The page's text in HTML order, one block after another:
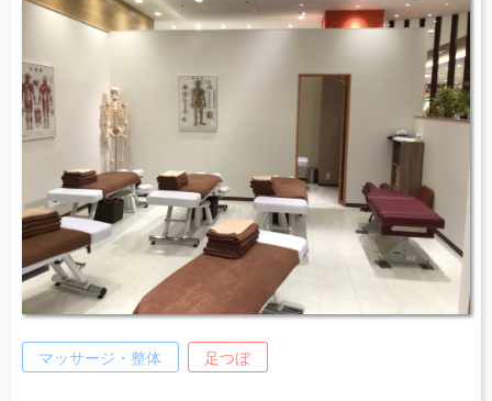
マッサージ・整体 足つぼ